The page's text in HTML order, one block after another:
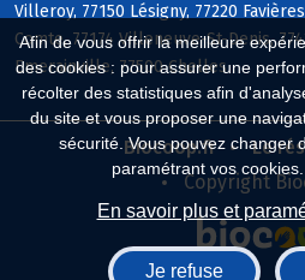
Afin de vous offrir la meilleure
des cookies : pour assurer une
récolter des statistiques afin
du site et vous proposer une
sécurité. Vous pouvez changer
paramétrant vos
En savoir plus et
Je refuse
Villeroy, 77150 Lésigny, 77220
Comte, 77174 Villeneuve-St-Denis,
Emerainville, 77500 Chelles
Biocoop.fr
Le
Copyright